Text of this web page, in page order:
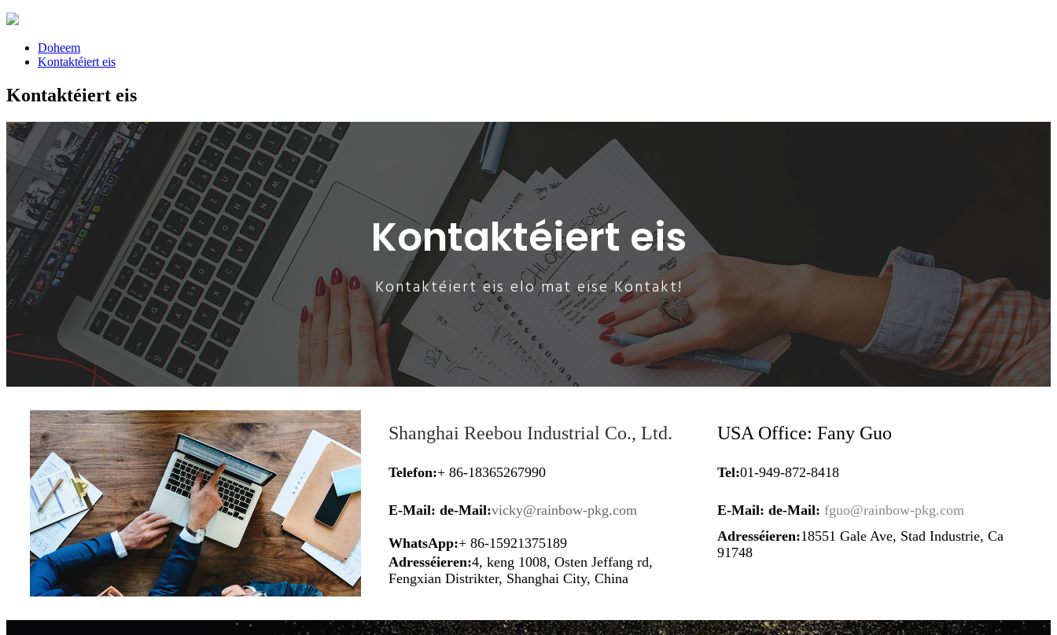
Doheem
Kontaktéiert eis
Kontaktéiert eis
Kontaktéiert eis
Kontaktéiert eis elo mat eise Kontakt!
Shanghai Reebou Industrial Co., Ltd.
Telefon:+ 86-18365267990
E-Mail: de-Mail:vicky@rainbow-pkg.com
WhatsApp:+ 86-15921375189
Adresséieren:4, keng 1008, Osten Jeffang rd,
Fengxian Distrikter, Shanghai City, China
USA Office: Fany Guo
Tel:01-949-872-8418
E-Mail: de-Mail: fguo@rainbow-pkg.com
Adresséieren:18551 Gale Ave, Stad Industrie, Ca
91748